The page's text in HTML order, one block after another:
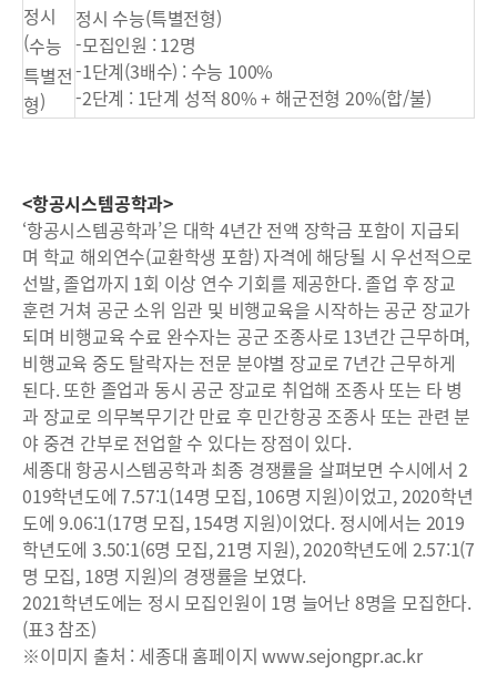
정시
(수능
특별전
형)
정시 수능(특별전형)
-모집인원 : 12명
-1단계(3배수) : 수능 100%
-2단계 : 1단계 성적 80% + 해군전형 20%(합/불)
<항공시스템공학과>
‘항공시스템공학과’은 대학 4년간 전액 장학금 포함이 지급되
며 학교 해외연수(교환학생 포함) 자격에 해당될 시 우선적으로
선발, 졸업까지 1회 이상 연수 기회를 제공한다. 졸업 후 장교
훈련 거쳐 공군 소위 임관 및 비행교육을 시작하는 공군 장교가
되며 비행교육 수료 완수자는 공군 조종사로 13년간 근무하며,
비행교육 중도 탈락자는 전문 분야별 장교로 7년간 근무하게
된다. 또한 졸업과 동시 공군 장교로 취업해 조종사 또는 타 병
과 장교로 의무복무기간 만료 후 민간항공 조종사 또는 관련 분
야 중견 간부로 전업할 수 있다는 장점이 있다.
세종대 항공시스템공학과 최종 경쟁률을 살펴보면 수시에서 2
019학년도에 7.57:1(14명 모집, 106명 지원)이었고, 2020학년
도에 9.06:1(17명 모집, 154명 지원)이었다. 정시에서는 2019
학년도에 3.50:1(6명 모집, 21명 지원), 2020학년도에 2.57:1(7
명 모집, 18명 지원)의 경쟁률을 보였다.
2021학년도에는 정시 모집인원이 1명 늘어난 8명을 모집한다.
(표3 참조)
※이미지 출처 : 세종대 홈페이지 www.sejongpr.ac.kr